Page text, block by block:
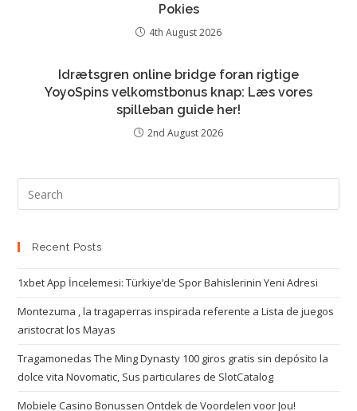
Pokies
4th August 2026
Idrætsgren online bridge foran rigtige
YoyoSpins velkomstbonus knap: Læs vores
spilleban guide her!
2nd August 2026
Recent Posts
1xbet App İncelemesi: Türkiye’de Spor Bahislerinin Yeni Adresi
Montezuma , la tragaperras inspirada referente a Lista de juegos
aristocrat los Mayas
Tragamonedas The Ming Dynasty 100 giros gratis sin depósito la
dolce vita Novomatic, Sus particulares de SlotCatalog
Mobiele Casino Bonussen Ontdek de Voordelen voor Jou!